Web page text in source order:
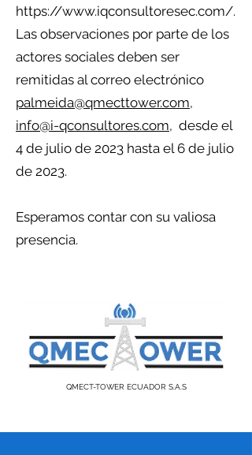
https://www.iqconsultoresec.com/.
Las observaciones por parte de los
actores sociales deben ser
remitidas al correo electrónico
palmeida@qmecttower.com,
info@i-qconsultores.com, desde el
4 de julio de 2023 hasta el 6 de julio
de 2023.
Esperamos contar con su valiosa
presencia.
QMECT-TOWER ECUADOR S.A.S